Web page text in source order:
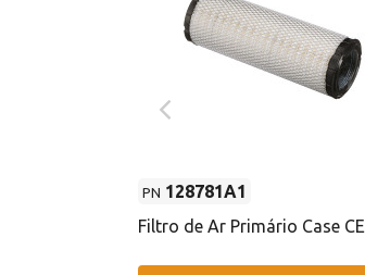
PN 128781A1
Filtro de Ar Primário Case CE